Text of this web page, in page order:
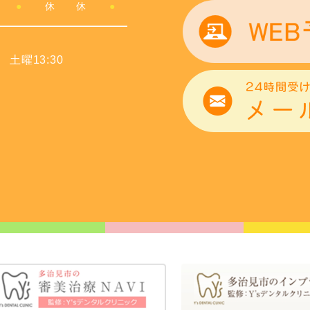
● 休 休 ●
土曜13:30